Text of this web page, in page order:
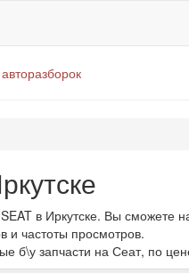
в Иркутске. Вы сможете
и частоты просмотров.
б\у запчасти на Сеат, по